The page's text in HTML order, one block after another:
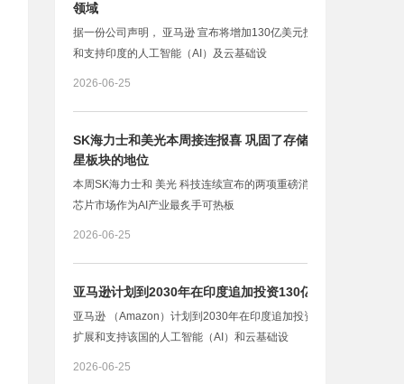
领域
据一份公司声明， 亚马逊 宣布将增加130亿美元投资，用于扩展
和支持印度的人工智能（AI）及云基础设
2026-06-25
SK海力士和美光本周接连报喜 巩固了存储芯片作为AI明
星板块的地位
本周SK海力士和 美光 科技连续宣布的两项重磅消息，巩固了存储
芯片市场作为AI产业最炙手可热板
2026-06-25
亚马逊计划到2030年在印度追加投资130亿美元
亚马逊 （Amazon）计划到2030年在印度追加投资130亿美元，以
扩展和支持该国的人工智能（AI）和云基础设
2026-06-25